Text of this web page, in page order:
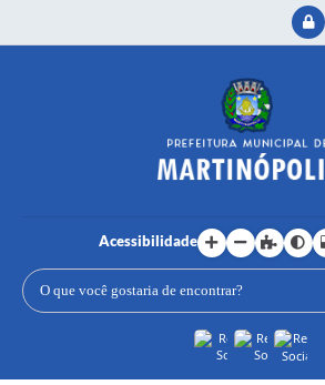
Acessibilidade